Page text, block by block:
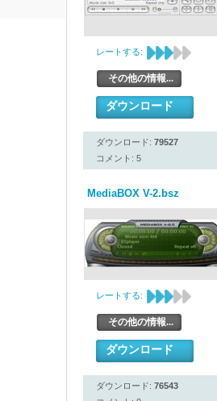
レートする:
その他の情報...
ダウンロード
ダウンロード: 79527
コメント: 5
MediaBOX V-2.bsz
レートする:
その他の情報...
ダウンロード
ダウンロード: 76543